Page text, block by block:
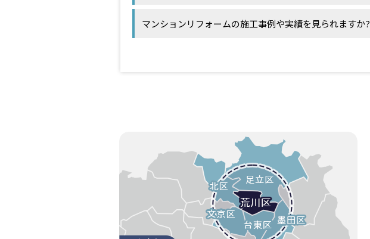
マンションリフォームの施工事例や実績を見られますか?